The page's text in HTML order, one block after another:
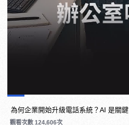
為何企業開始升級電話系統？AI 是關鍵
觀看次數 124,606次